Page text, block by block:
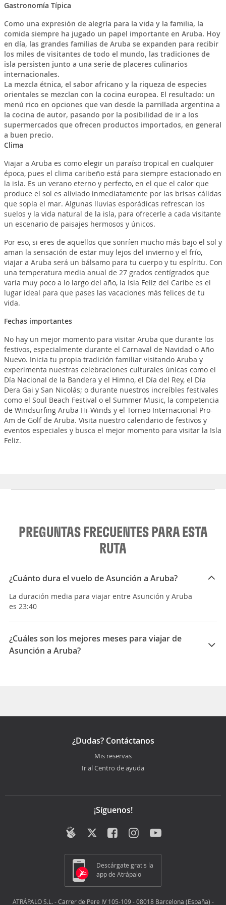
Gastronomía Típica
Como una expresión de alegría para la vida y la familia, la
comida siempre ha jugado un papel importante en Aruba. Hoy
en día, las grandes familias de Aruba se expanden para recibir
los miles de visitantes de todo el mundo, las tradiciones de
isla persisten junto a una serie de placeres culinarios
internacionales.
La mezcla étnica, el sabor africano y la riqueza de especies
orientales se mezclan con la cocina europea. El resultado: un
menú rico en opciones que van desde la parrillada argentina a
la cocina de autor, pasando por la posibilidad de ir a los
supermercados que ofrecen productos importados, en general
a buen precio.
Clima
Viajar a Aruba es como elegir un paraíso tropical en cualquier
época, pues el clima caribeño está para siempre estacionado en
la isla. Es un verano eterno y perfecto, en el que el calor que
produce el sol es aliviado inmediatamente por las brisas cálidas
que sopla el mar. Algunas lluvias esporádicas refrescan los
suelos y la vida natural de la isla, para ofrecerle a cada visitante
un escenario de paisajes hermosos y únicos.
Por eso, si eres de aquellos que sonríen mucho más bajo el sol y
aman la sensación de estar muy lejos del invierno y el frío,
viajar a Aruba será un bálsamo para tu cuerpo y tu espíritu. Con
una temperatura media anual de 27 grados centígrados que
varía muy poco a lo largo del año, la Isla Feliz del Caribe es el
lugar ideal para que pases las vacaciones más felices de tu
vida.
Fechas importantes
No hay un mejor momento para visitar Aruba que durante los
festivos, especialmente durante el Carnaval de Navidad o Año
Nuevo. Inicia tu propia tradición familiar visitando Aruba y
experimenta nuestras celebraciones culturales únicas como el
Día Nacional de la Bandera y el Himno, el Día del Rey, el Día
Dera Gai y San Nicolás; o durante nuestros increíbles festivales
como el Soul Beach Festival o el Summer Music, la competencia
de Windsurfing Aruba Hi-Winds y el Torneo Internacional Pro-
Am de Golf de Aruba. Visita nuestro calendario de festivos y
eventos especiales y busca el mejor momento para visitar la Isla
Feliz.
PREGUNTAS FRECUENTES PARA ESTA
RUTA
¿Cuánto dura el vuelo de Asunción a Aruba?
La duración media para viajar entre Asunción y Aruba
es 23:40
¿Cuáles son los mejores meses para viajar de
Asunción a Aruba?
¿Dudas? Contáctanos
Mis reservas
Ir al Centro de ayuda
¡Síguenos!
Descárgate gratis la
app de Atrápalo
ATRÁPALO S.L. - Carrer de Pere IV 105-109 - 08018 Barcelona (España) -